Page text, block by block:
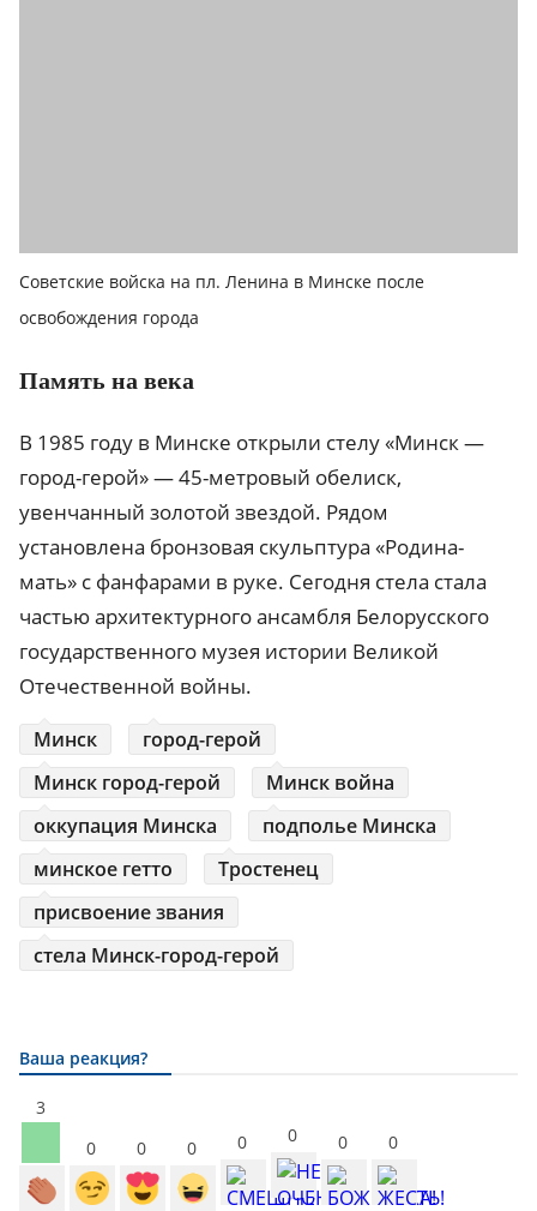
Советские войска на пл. Ленина в Минске после
освобождения города
Память на века
В 1985 году в Минске открыли стелу «Минск —
город-герой» — 45-метровый обелиск,
увенчанный золотой звездой. Рядом
установлена бронзовая скульптура «Родина-
мать» с фанфарами в руке. Сегодня стела стала
частью архитектурного ансамбля Белорусского
государственного музея истории Великой
Отечественной войны.
Минск
город-герой
Минск город-герой
Минск война
оккупация Минска
подполье Минска
минское гетто
Тростенец
присвоение звания
стела Минск-город-герой
Ваша реакция?
3
0
0 0 0 0 0 0